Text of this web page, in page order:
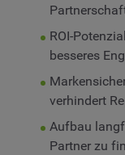
ROI-
besseres
verhindert
Aufbau
Partner zu